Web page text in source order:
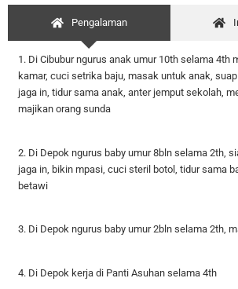
Pengalaman
1. Di Cibubur ngurus anak umur 10th selama 4th
kamar, cuci setrika baju, masak untuk anak,
jaga in, tidur sama anak, anter jemput sekolah,
majikan orang sunda
2. Di Depok ngurus baby umur 8bln selama 2th,
jaga in, bikin mpasi, cuci steril botol, tidur sama
betawi
3. Di Depok ngurus baby umur 2bln selama 2th,
4. Di Depok kerja di Panti Asuhan selama 4th